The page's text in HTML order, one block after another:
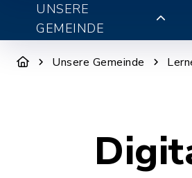
UNSERE
GEMEINDE
Unsere Gemeinde